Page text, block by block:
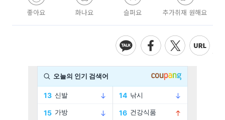
좋아요 화나요 슬퍼요 추가취재 원해요